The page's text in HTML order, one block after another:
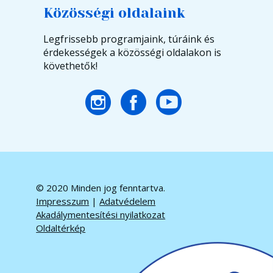
Közösségi oldalaink
Legfrissebb programjaink, túráink és
érdekességek a közösségi oldalakon is
követhetők!
© 2020 Minden jog fenntartva.
Impresszum |Adatvédelem
Akadálymentesítési nyilatkozat
Oldaltérkép